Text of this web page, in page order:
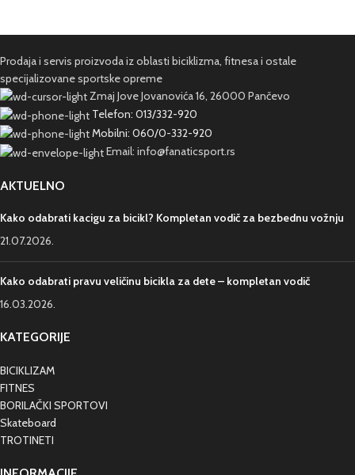
Prodaja i servis proizvoda iz oblasti biciklizma, fitnesa i ostale
specijalizovane sportske opreme
Zmaj Jove Jovanovića 16, 26000 Pančevo
Telefon: 013/332-920
Mobilni: 060/0-332-920
Email: info@fanaticsport.rs
AKTUELNO
Kako odabrati kacigu za bicikl? Kompletan vodič za bezbednu vožnju
21.07.2026.
Kako odabrati pravu veličinu bicikla za dete – kompletan vodič
16.03.2026.
KATEGORIJE
BICIKLIZAM
FITNES
BORILAČKI SPORTOVI
Skateboard
TROTINETI